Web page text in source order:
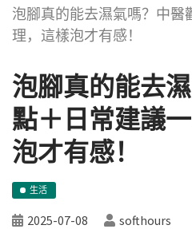
泡腳真的能去濕氣嗎？中醫
理，這樣泡才有感！
泡腳真的能去
點＋日常建議
泡才有感！
生活
2025-07-08 softhours